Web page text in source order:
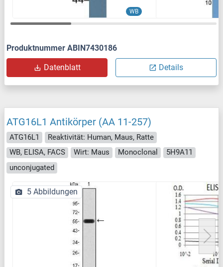
WB
Produktnummer ABIN7430186
Datenblatt Details
ATG16L1 Antikörper (AA 11-257)
ATG16L1
Reaktivität: Human, Maus, Ratte
WB, ELISA, FACS
Wirt: Maus Monoclonal
5H9A11
unconjugated
5 Abbildungen